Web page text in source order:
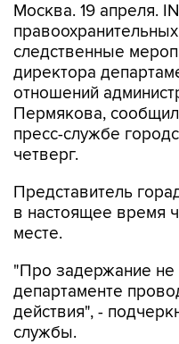
Москва. 19 апреля.
следственные
директора
отношений
Пермякова,
пресс-службе
четверг.
Представитель
в настоящее время
месте.
"Про задержание
департаменте
действия", -
службы.